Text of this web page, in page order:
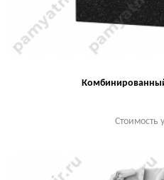
Стоимость